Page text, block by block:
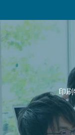
印